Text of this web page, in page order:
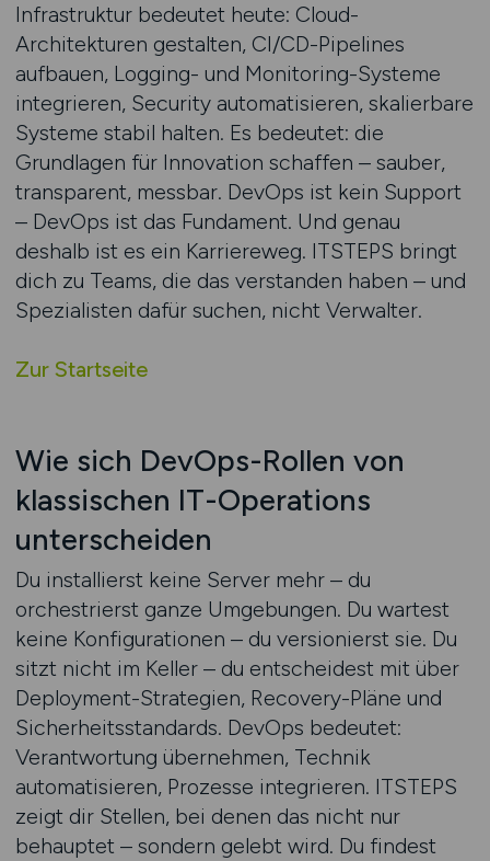
Infrastruktur bedeutet heute: Cloud-
Architekturen gestalten, CI/CD-Pipelines
aufbauen, Logging- und Monitoring-Systeme
integrieren, Security automatisieren, skalierbare
Systeme stabil halten. Es bedeutet: die
Grundlagen für Innovation schaffen – sauber,
transparent, messbar. DevOps ist kein Support
– DevOps ist das Fundament. Und genau
deshalb ist es ein Karriereweg. ITSTEPS bringt
dich zu Teams, die das verstanden haben – und
Spezialisten dafür suchen, nicht Verwalter.
Zur Startseite
Wie sich DevOps-Rollen von
klassischen IT-Operations
unterscheiden
Du installierst keine Server mehr – du
orchestrierst ganze Umgebungen. Du wartest
keine Konfigurationen – du versionierst sie. Du
sitzt nicht im Keller – du entscheidest mit über
Deployment-Strategien, Recovery-Pläne und
Sicherheitsstandards. DevOps bedeutet:
Verantwortung übernehmen, Technik
automatisieren, Prozesse integrieren. ITSTEPS
zeigt dir Stellen, bei denen das nicht nur
behauptet – sondern gelebt wird. Du findest